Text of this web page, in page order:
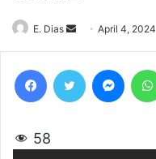
E. Dias
Send
an
April 4, 2024
58